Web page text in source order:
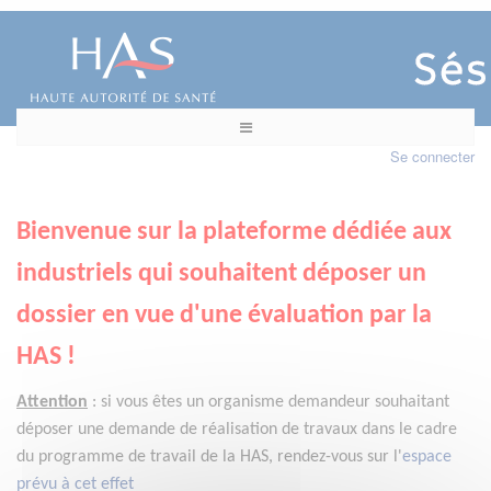
Se connecter
Bienvenue sur la plateforme dédiée aux
industriels qui souhaitent déposer un
dossier en vue d'une évaluation par la
HAS !
Attention : si vous êtes un organisme demandeur souhaitant
déposer une demande de réalisation de travaux dans le cadre
du programme de travail de la HAS, rendez-vous sur l'espace
prévu à cet effet